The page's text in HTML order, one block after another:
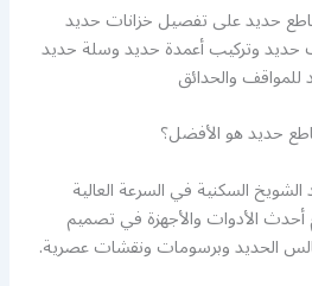
حديد على تفصيل خزانات حديد
حديد وتركيب أعمدة حديد وسلة حديد
والحدائق
حديد هو الأفضل؟
السكنية في السرعة العالية
أحدث الأدوات والأجهزة في تصميم
الحديد وبرسومات ونقشات عصرية.